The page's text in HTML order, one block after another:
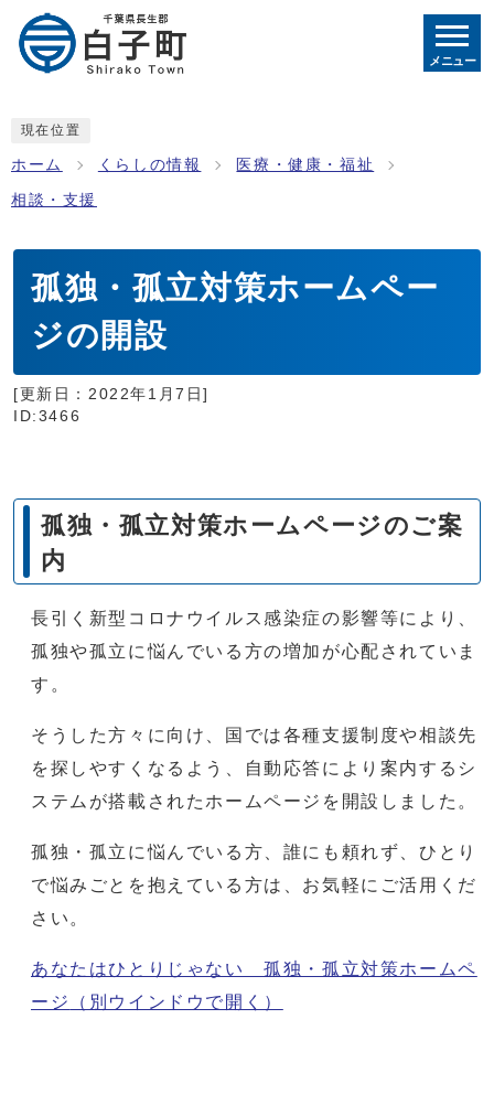
メニュー
現在位置
ホーム くらしの情報 医療・健康・福祉
相談・支援
孤独・孤立対策ホームペー
ジの開設
[更新日： 2022年1月7日]
ID:3466
孤独・孤立対策ホームページのご案
内
長引く新型コロナウイルス感染症の影響等により、
孤独や孤立に悩んでいる方の増加が心配されていま
す。
そうした方々に向け、国では各種支援制度や相談先
を探しやすくなるよう、自動応答により案内するシ
ステムが搭載されたホームページを開設しました。
孤独・孤立に悩んでいる方、誰にも頼れず、ひとり
で悩みごとを抱えている方は、お気軽にご活用くだ
さい。
あなたはひとりじゃない 孤独・孤立対策ホームペ
ージ
（別ウインドウで開く）